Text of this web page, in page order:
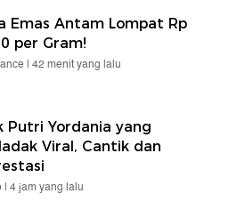
Emas Antam Lompat Rp
per Gram!
| 42 menit yang lalu
Putri Yordania yang
Viral, Cantik dan
| 4 jam yang lalu